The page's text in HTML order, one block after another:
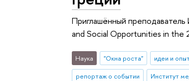
Приглашённый
and Social Opportunities in
Наука "Окна роста" идеи и
репортаж о событии
Институт